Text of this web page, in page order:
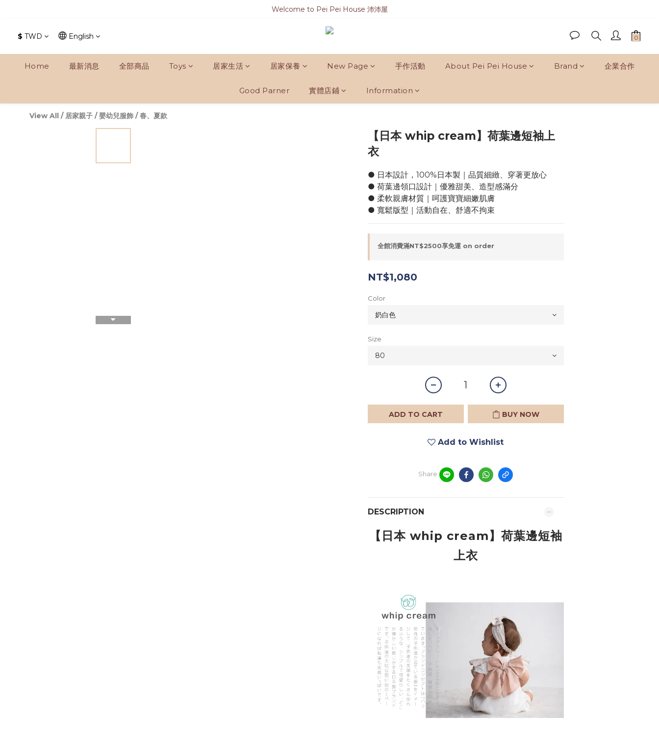
Welcome to Pei Pei House 沛沛屋
$ TWD English
Home 最新消息 全部商品 Toys 居家生活 居家保養 New Page 手作活動 About Pei Pei House Brand 企業合作
Good Parner 實體店鋪 Information
View All / 居家親子 /嬰幼兒服飾 /春、夏款
【日本 whip cream】荷葉邊短袖上
衣
● 日本設計，100%日本製｜品質細緻、穿著更放心
● 荷葉邊領口設計｜優雅甜美、造型感滿分
● 柔軟親膚材質｜呵護寶寶細嫩肌膚
● 寬鬆版型｜活動自在、舒適不拘束
全館消費滿NT$2500享免運 on order
NT$1,080
Color
Size
ADD TO CART BUY NOW
Add to Wishlist
Share
DESCRIPTION
【日本 whip cream】荷葉邊短袖
上衣